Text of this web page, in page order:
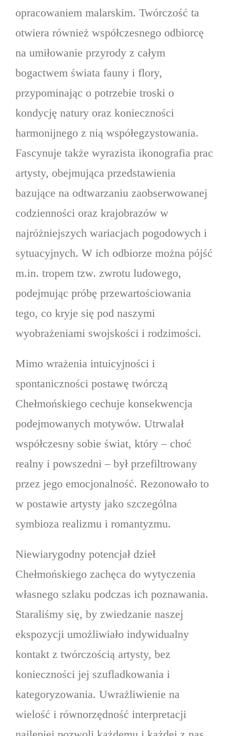
opracowaniem malarskim. Twórczość ta
otwiera również współczesnego odbiorcę
na umiłowanie przyrody z całym
bogactwem świata fauny i flory,
przypominając o potrzebie troski o
kondycję natury oraz konieczności
harmonijnego z nią współegzystowania.
Fascynuje także wyrazista ikonografia prac
artysty, obejmująca przedstawienia
bazujące na odtwarzaniu zaobserwowanej
codzienności oraz krajobrazów w
najróżniejszych wariacjach pogodowych i
sytuacyjnych. W ich odbiorze można pójść
m.in. tropem tzw. zwrotu ludowego,
podejmując próbę przewartościowania
tego, co kryje się pod naszymi
wyobrażeniami swojskości i rodzimości.
Mimo wrażenia intuicyjności i
spontaniczności postawę twórczą
Chełmońskiego cechuje konsekwencja
podejmowanych motywów. Utrwalał
współczesny sobie świat, który – choć
realny i powszedni – był przefiltrowany
przez jego emocjonalność. Rezonowało to
w postawie artysty jako szczególna
symbioza realizmu i romantyzmu.
Niewiarygodny potencjał dzieł
Chełmońskiego zachęca do wytyczenia
własnego szlaku podczas ich poznawania.
Staraliśmy się, by zwiedzanie naszej
ekspozycji umożliwiało indywidualny
kontakt z twórczością artysty, bez
konieczności jej szufladkowania i
kategoryzowania. Uwrażliwienie na
wielość i równorzędność interpretacji